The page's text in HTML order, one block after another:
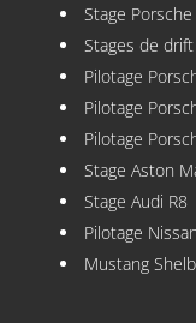
Stage
Stages de
Pilotage
Pilotage
Pilotage
Stage Aston
Stage Audi R8
Pilotage
Mustang